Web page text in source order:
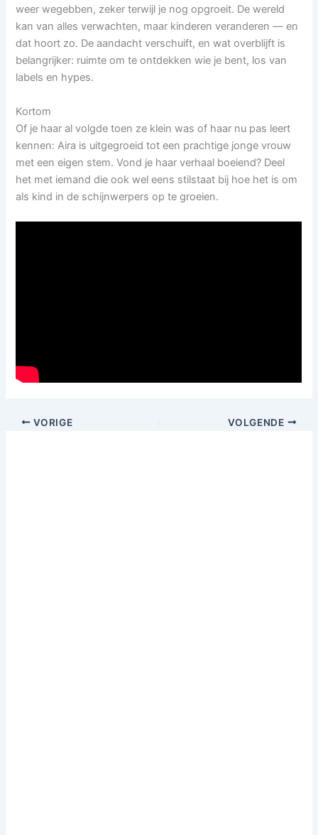
weer wegebben, zeker terwijl je nog opgroeit. De wereld
kan van alles verwachten, maar kinderen veranderen — en
dat hoort zo. De aandacht verschuift, en wat overblijft is
belangrijker: ruimte om te ontdekken wie je bent, los van
labels en hypes.
Kortom
Of je haar al volgde toen ze klein was of haar nu pas leert
kennen: Aira is uitgegroeid tot een prachtige jonge vrouw
met een eigen stem. Vond je haar verhaal boeiend? Deel
het met iemand die ook wel eens stilstaat bij hoe het is om
als kind in de schijnwerpers op te groeien.
VORIGE VOLGENDE